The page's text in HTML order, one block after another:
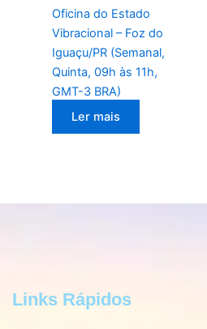
Oficina do Estado
Vibracional – Foz do
Iguaçu/PR (Semanal,
Quinta, 09h às 11h,
GMT-3 BRA)
Ler mais
Links Rápidos